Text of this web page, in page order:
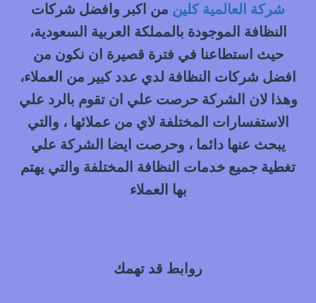
شركة العالمية كلين من اكبر وافضل شركات
النظافة الموجودة بالمملكة العربية السعودية،
حيث استطاعنا في فترة قصيرة ان نكون من
افضل شركات النظافة لدي عدد كبير من العملاء،
وهذا لان الشركة حرصت علي ان تقوم بالرد علي
الاستفسارات المختلفة لاي من عملائها ، والتي
يبحث عنها دائما ، وحرصت ايضا الشركة علي
تغطية جميع خدمات النظافة المختلفة والتي يهتم
بها العملاء
روابط قد تهمك